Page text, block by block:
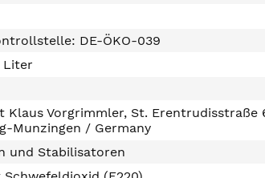
DE-ÖKO-039
Liter
Klaus Vorgrimmler, St. Erentrudisstraße
Munzingen / Germany
und Stabilisatoren